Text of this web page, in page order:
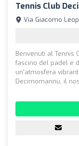
Tennis Club
Via Giacomo
Benvenuti al Tennis
fascino del padel e
un'atmosfera
Decimomannu, il